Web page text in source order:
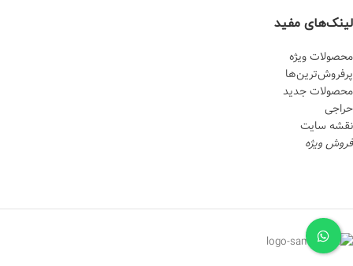
لینک‌های مفید
محصولات ویژه
پرفروش‌‌ترین‌ها
محصولات جدید
حراجی
نقشه سایت
فروش ویژه